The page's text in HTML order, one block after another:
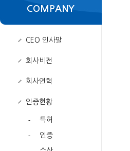
COMPANY
CEO 인사말
회사비전
회사연혁
인증현황
- 특허
- 인증